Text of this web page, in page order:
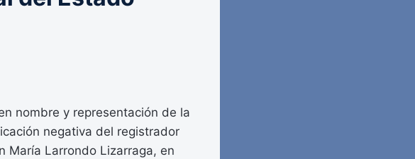
nombre y representación de la
negativa del registrador
María Larrondo Lizarraga, en